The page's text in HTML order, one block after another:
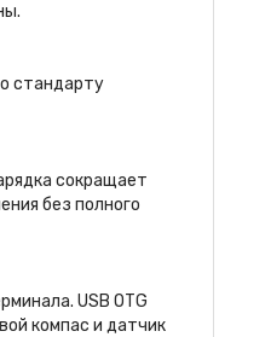
стандарту
сокращает
без полного
USB OTG
компас и датчик